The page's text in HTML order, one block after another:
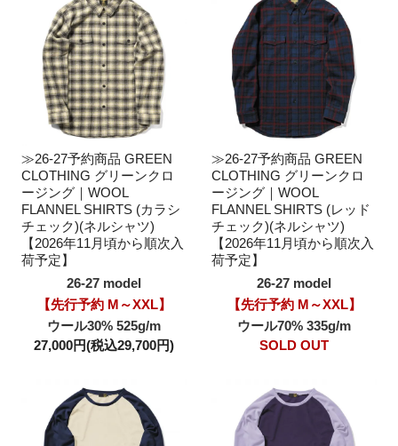
≫26-27予約商品 GREEN
CLOTHING グリーンクロ
ージング｜WOOL
FLANNEL SHIRTS (カラシ
チェック)(ネルシャツ)
【2026年11月頃から順次入
荷予定】
26-27 model
【先行予約 M～XXL】
ウール30% 525g/m
27,000円(税込29,700円)
≫26-27予約商品 GREEN
CLOTHING グリーンクロ
ージング｜WOOL
FLANNEL SHIRTS (レッド
チェック)(ネルシャツ)
【2026年11月頃から順次入
荷予定】
26-27 model
【先行予約 M～XXL】
ウール70% 335g/m
SOLD OUT